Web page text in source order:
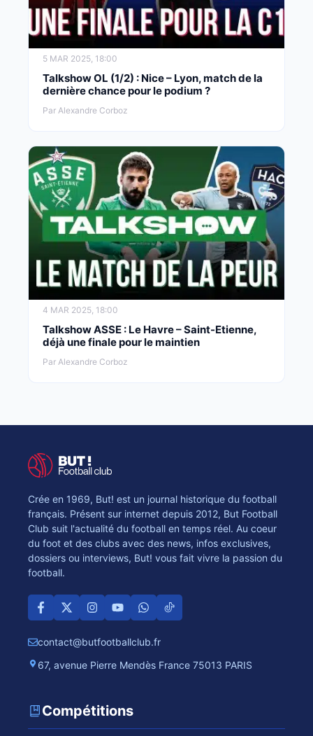
5 MAR 2025, 18:00
Talkshow OL (1/2) : Nice – Lyon, match de la
dernière chance pour le podium ?
Par Alexandre Corboz
4 MAR 2025, 18:00
Talkshow ASSE : Le Havre – Saint-Etienne,
déjà une finale pour le maintien
Par Alexandre Corboz
Crée en 1969, But! est un journal historique du football
français. Présent sur internet depuis 2012, But Football
Club suit l'actualité du football en temps réel. Au coeur
du foot et des clubs avec des news, infos exclusives,
dossiers ou interviews, But! vous fait vivre la passion du
football.
contact@butfootballclub.fr
67, avenue Pierre Mendès France 75013 PARIS
Compétitions